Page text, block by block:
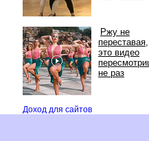
Ржу не
переставая,
это видео
не раз
Доход для сайто